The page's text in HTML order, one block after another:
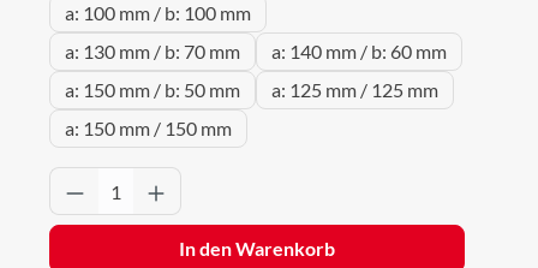
a: 100 mm / b: 100 mm
a: 130 mm / b: 70 mm
a: 140 mm / b: 60 mm
a: 150 mm / b: 50 mm
a: 125 mm / 125 mm
a: 150 mm / 150 mm
Produkt Anzahl: Gib den gewünschten
In den Warenkorb